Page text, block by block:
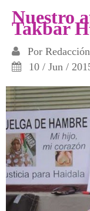
Nuestro
Takbar
Por Redacción
10 / Jun /